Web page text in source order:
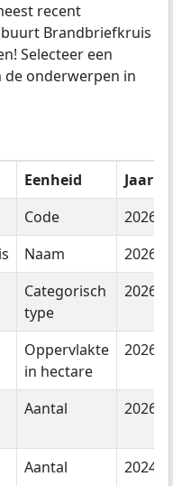
recent
Brandbriefkruis
Selecteer een
onderwerpen in
Eenheid
Jaar
Code
2026
Naam
2026
Categorisch
type
2026
Oppervlakte
in hectare
2026
Aantal 2026
Aantal 2024